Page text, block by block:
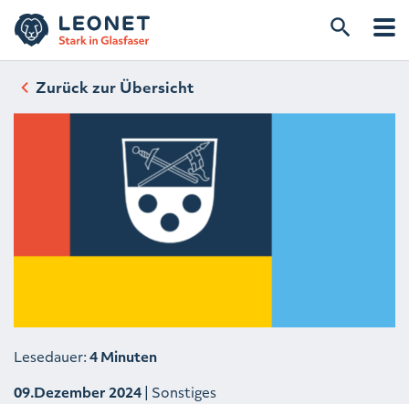
Zurück zur Übersicht
Lesedauer:4 Minuten
09.Dezember 2024| Sonstiges